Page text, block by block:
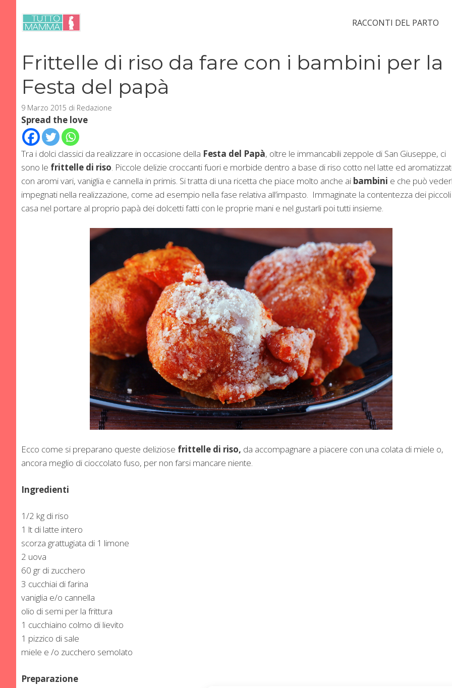
contenuto
RACCONTI DEL PARTO
Frittelle di riso da fare con i bambini per la
Festa del papà
9 Marzo 2015 di Redazione
Spread the love
Tra i dolci classici da realizzare in occasione della Festa del Papà, oltre le immancabili zeppole di San Giuseppe, ci
sono le frittelle di riso. Piccole delizie croccanti fuori e morbide dentro a base di riso cotto nel latte ed
con aromi vari, vaniglia e cannella in primis. Si tratta di una ricetta che piace molto anche ai bambini e che può
impegnati nella realizzazione, come ad esempio nella fase relativa all’impasto. Immaginate la contentezza dei
casa nel portare al proprio papà dei dolcetti fatti con le proprie mani e nel gustarli poi tutti insieme.
Ecco come si preparano queste deliziose frittelle di riso, da accompagnare a piacere con una colata di miele o,
ancora meglio di cioccolato fuso, per non farsi mancare niente.
Ingredienti
1/2 kg di riso
1 lt di latte intero
scorza grattugiata di 1 limone
2 uova
60 gr di zucchero
3 cucchiai di farina
vaniglia e/o cannella
olio di semi per la frittura
1 cucchiaino colmo di lievito
1 pizzico di sale
miele e /o zucchero semolato
Preparazione